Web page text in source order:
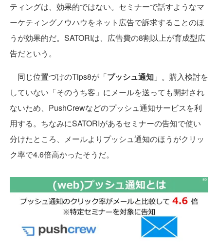
ティングは、効果的ではない。セミナーで話すようなマ
ーケティングノウハウをネット広告で訴求することのほ
うが効果的だ。SATORIは、広告費の8割以上が育成型広
告だという。
同じ位置づけのTips8が「プッシュ通知 」。購入検討を
していない「そのうち客」にメールを送っても開封され
ないため、PushCrewなどのプッシュ通知サービスを利
用する。ちなみにSATORIがあるセミナーの告知で使い
分けたところ、メールよりプッシュ通知のほうがクリッ
ク率で4.6倍高かったそうだ。